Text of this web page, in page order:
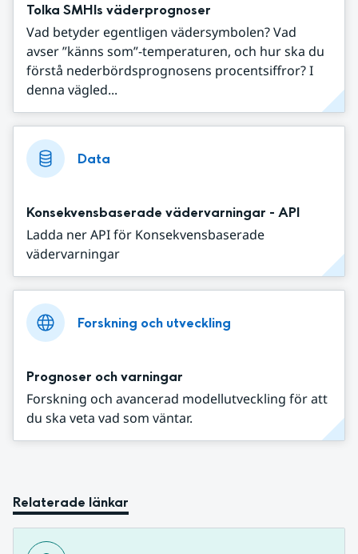
Tolka SMHIs väderprognoser
Vad betyder egentligen vädersymbolen? Vad
avser ”känns som”-temperaturen, och hur ska du
förstå nederbördsprognosens procentsiffror? I
denna vägled...
Data
Konsekvensbaserade vädervarningar - API
Ladda ner API för Konsekvensbaserade
vädervarningar
Forskning och utveckling
Prognoser och varningar
Forskning och avancerad modellutveckling för att
du ska veta vad som väntar.
Relaterade länkar